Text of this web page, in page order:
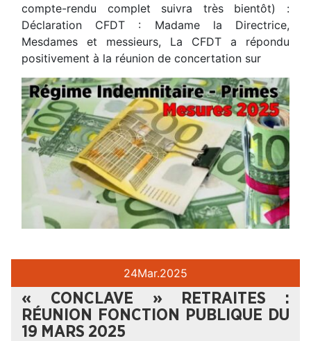
compte-rendu complet suivra très bientôt) :
Déclaration CFDT : Madame la Directrice,
Mesdames et messieurs, La CFDT a répondu
positivement à la réunion de concertation sur
24Mar.2025
« CONCLAVE » RETRAITES :
RÉUNION FONCTION PUBLIQUE DU
19 MARS 2025